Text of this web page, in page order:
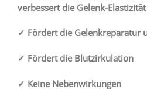
verbessert die Gelenk-
✓ Fördert die Gelenkreparatur
✓ Fördert die Blutzirkulation
✓ Keine Nebenwirkungen